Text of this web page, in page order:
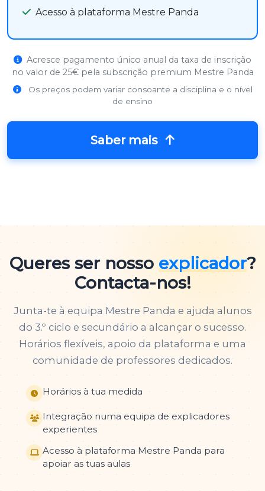
Acesso à plataforma Mestre Panda
Acresce pagamento único anual da taxa de inscrição
no valor de 25€ pela subscrição premium Mestre Panda
Os preços podem variar consoante a disciplina e o nível
de ensino
Saber mais
Queres ser nosso explicador?
Contacta-nos!
Junta-te à equipa Mestre Panda e ajuda alunos
do 3.º ciclo e secundário a alcançar o sucesso.
Horários flexíveis, apoio da plataforma e uma
comunidade de professores dedicados.
Horários à tua medida
Integração numa equipa de explicadores
experientes
Acesso à plataforma Mestre Panda para
apoiar as tuas aulas